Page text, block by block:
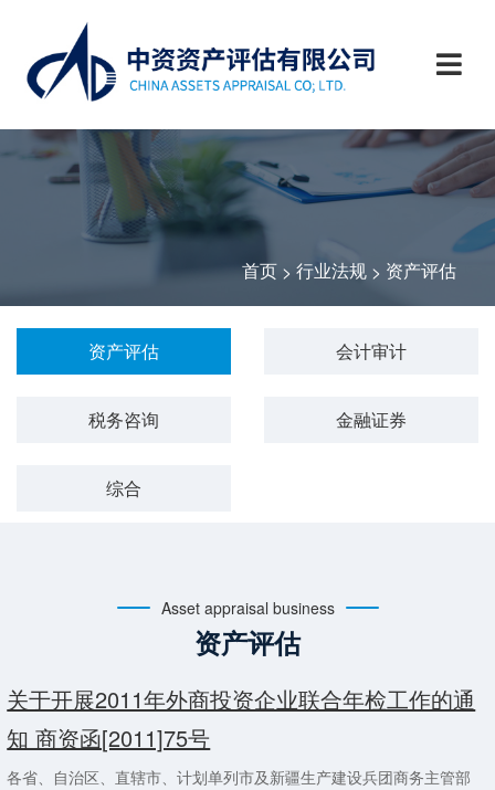
首页 > 行业法规 > 资产评估
资产评估 会计审计
税务咨询 金融证券
综合
Asset appraisal business
资产评估
关于开展2011年外商投资企业联合年检工作的通
知 商资函[2011]75号
各省、自治区、直辖市、计划单列市及新疆生产建设兵团商务主管部